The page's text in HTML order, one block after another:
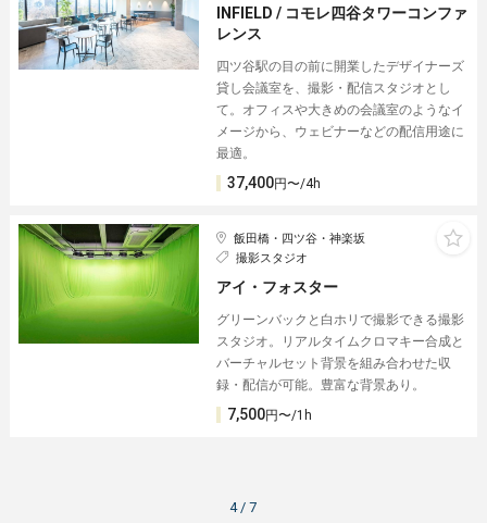
INFIELD / コモレ四谷タワーコンファ
レンス
四ツ谷駅の目の前に開業したデザイナーズ
貸し会議室を、撮影・配信スタジオとし
て。オフィスや大きめの会議室のようなイ
メージから、ウェビナーなどの配信用途に
最適。
37,400円〜/4h
飯田橋・四ツ谷・神楽坂
撮影スタジオ
アイ・フォスター
グリーンバックと白ホリで撮影できる撮影
スタジオ。リアルタイムクロマキー合成と
バーチャルセット背景を組み合わせた収
録・配信が可能。豊富な背景あり。
7,500円〜/1h
4 / 7